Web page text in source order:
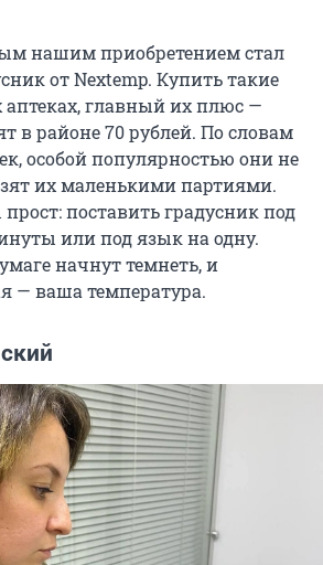
нашим приобретением стал
от Nextemp. Купить такие
аптеках, главный их плюс —
в районе 70 рублей. По словам
особой популярностью они не
их маленькими партиями.
поставить градусник под
или под язык на одну.
начнут темнеть, и
— ваша температура.